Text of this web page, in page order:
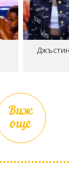
Виж
още